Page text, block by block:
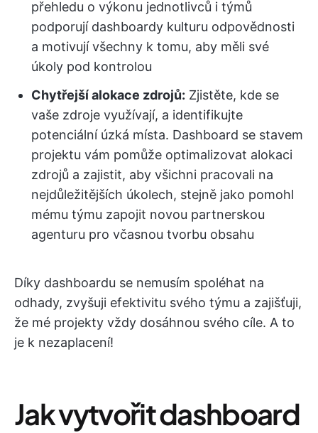
přehledu o výkonu jednotlivců i týmů
podporují dashboardy kulturu odpovědnosti
a motivují všechny k tomu, aby měli své
úkoly pod kontrolou
Chytřejší alokace zdrojů: Zjistěte, kde se
vaše zdroje využívají, a identifikujte
potenciální úzká místa. Dashboard se stavem
projektu vám pomůže optimalizovat alokaci
zdrojů a zajistit, aby všichni pracovali na
nejdůležitějších úkolech, stejně jako pomohl
mému týmu zapojit novou partnerskou
agenturu pro včasnou tvorbu obsahu
Díky dashboardu se nemusím spoléhat na
odhady, zvyšuji efektivitu svého týmu a zajišťuji,
že mé projekty vždy dosáhnou svého cíle. A to
je k nezaplacení!
Jak vytvořit dashboard